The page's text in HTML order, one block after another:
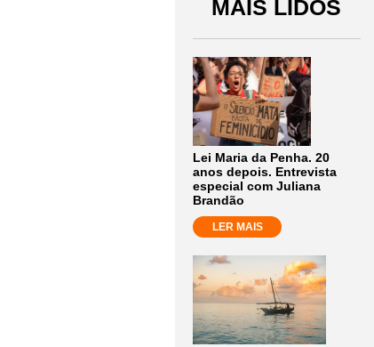
MAIS LIDOS
Lei Maria da Penha. 20
anos depois. Entrevista
especial com Juliana
Brandão
LER MAIS